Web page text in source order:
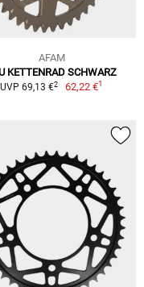
AFAM
KETTENRAD SCHWARZ
UVP 69,13 €2 62,22 €1